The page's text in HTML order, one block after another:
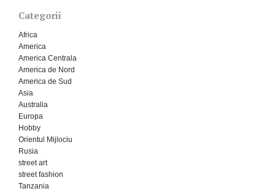
Categorii
Africa
America
America Centrala
America de Nord
America de Sud
Asia
Australia
Europa
Hobby
Orientul Mijlociu
Rusia
street art
street fashion
Tanzania